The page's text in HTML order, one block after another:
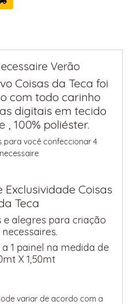
Verão
Coisas da Teca foi
com todo carinho
digitais em tecido
, 100% poliéster.
para você confeccionar 4
necessaire
Coisas
Teca
e alegres para criação
1 painel na medida de
X 1,50mt
variar de acordo com a